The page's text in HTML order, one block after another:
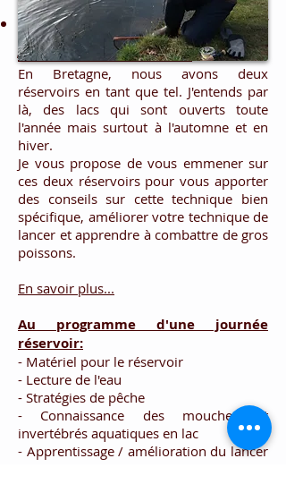
Stage "Pêche de la truite à la
mouche en Réservoir"
En Bretagne, nous avons deux
réservoirs en tant que tel. J'entends par
là, des lacs qui sont ouverts toute
l'année mais surtout à l'automne et en
hiver.
Je vous propose de vous emmener sur
ces deux réservoirs pour vous apporter
des conseils sur cette technique bien
spécifique, améliorer votre technique de
lancer et apprendre à combattre de gros
poissons.
En savoir plus...
Au programme d'une journée
réservoir:
- Matériel pour le réservoir
- Lecture de l'eau
- Stratégies de pêche
- Connaissance des mouches et
invertébrés aquatiques en lac
- Apprentissage / amélioration du lancer